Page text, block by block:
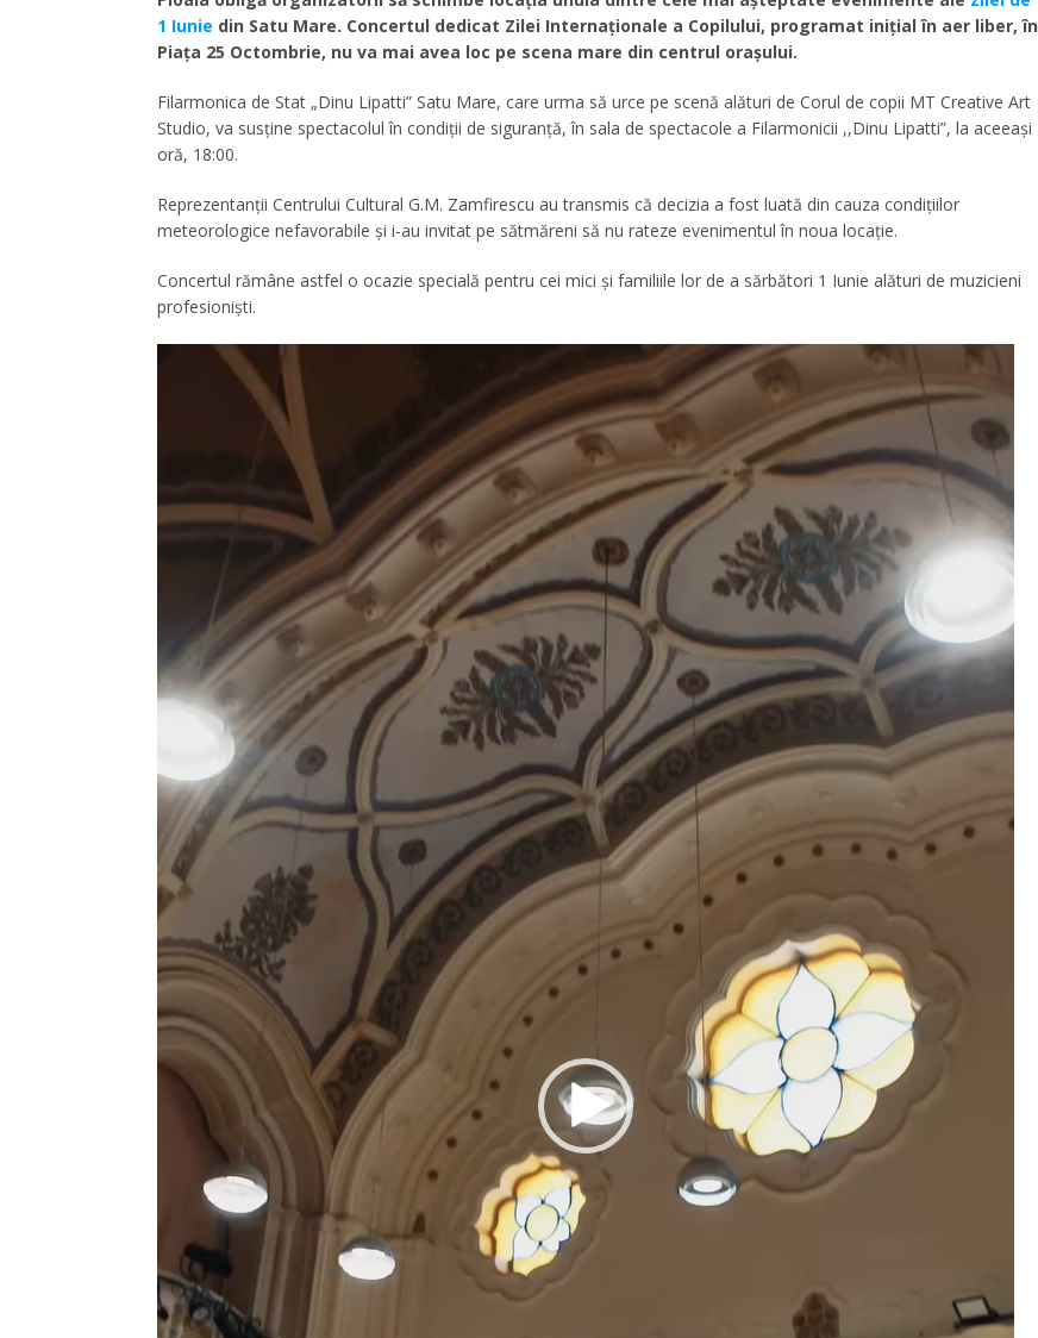
1 Iunie din Satu Mare. Concertul dedicat Zilei Internaționale a Copilului, programat inițial în aer liber, în
Piața 25 Octombrie, nu va mai avea loc pe scena mare din centrul orașului.
Filarmonica de Stat „Dinu Lipatti” Satu Mare, care urma să urce pe scenă alături de Corul de copii MT Creative Art
Studio, va susține spectacolul în condiții de siguranță, în sala de spectacole a Filarmonicii ,,Dinu Lipatti”, la aceeași
oră, 18:00.
Reprezentanții Centrului Cultural G.M. Zamfirescu au transmis că decizia a fost luată din cauza condițiilor
meteorologice nefavorabile și i-au invitat pe sătmăreni să nu rateze evenimentul în noua locație.
Concertul rămâne astfel o ocazie specială pentru cei mici și familiile lor de a sărbători 1 Iunie alături de muzicieni
profesioniști.